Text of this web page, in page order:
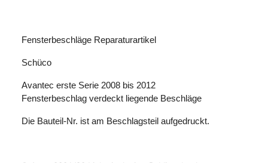
Fensterbeschläge Reparaturartikel
Schüco
Avantec erste Serie 2008 bis 2012
Fensterbeschlag verdeckt liegende Beschläge
Die Bauteil-Nr. ist am Beschlagsteil aufgedruckt.